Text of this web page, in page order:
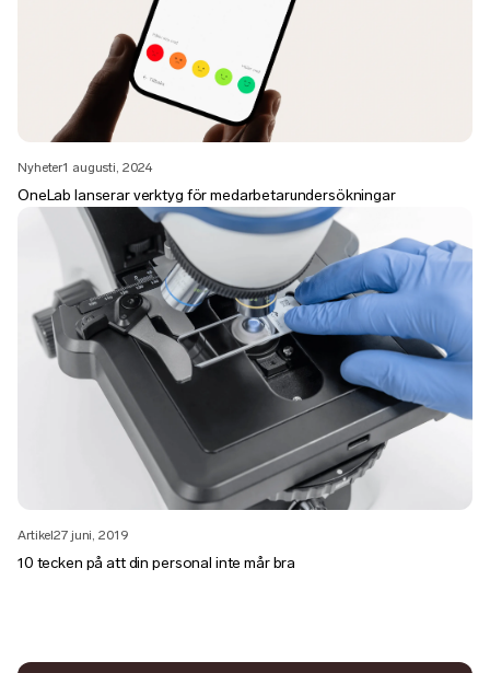
Nyheter1 augusti, 2024
OneLab lanserar verktyg för medarbetarundersökningar
Artikel27 juni, 2019
10 tecken på att din personal inte mår bra